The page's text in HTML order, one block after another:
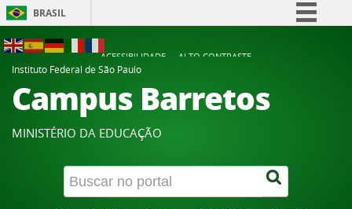
BRASIL
Participe
Acesso à informação
Canais
ACESSIBILIDADE
ALTO CONTRASTE
Instituto Federal de São Paulo
Campus Barretos
MINISTÉRIO DA EDUCAÇÃO